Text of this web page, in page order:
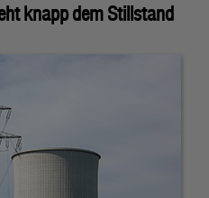
knapp dem Stillstand